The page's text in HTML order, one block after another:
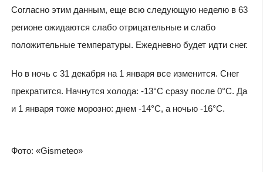
Согласно этим данным, еще всю следующую неделю в 63
регионе ожидаются слабо отрицательные и слабо
положительные температуры. Ежедневно будет идти снег.
Но в ночь с 31 декабря на 1 января все изменится. Снег
прекратится. Начнутся холода: -13°C сразу после 0°C. Да
и 1 января тоже морозно: днем -14°C, а ночью -16°C.
Фото: «Gismeteo»